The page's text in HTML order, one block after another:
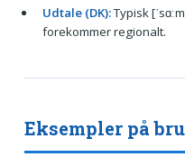
Udtale (DK):Typisk
forekommer regionalt.
Eksempler på